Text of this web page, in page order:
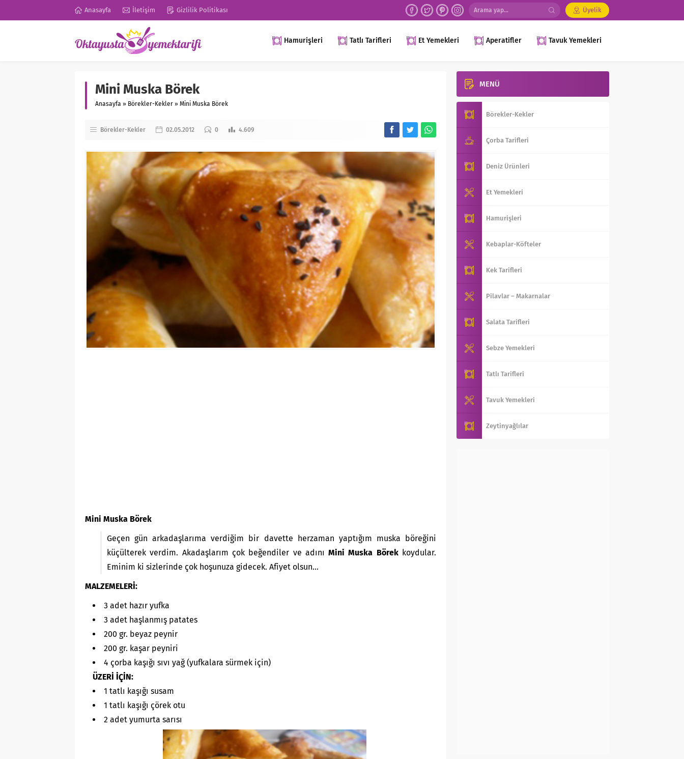
Anasayfa İletişim Gizlilik Politikası Üyelik
Hamurişleri Tatlı Tarifleri Et Yemekleri Aperatifler Tavuk Yemekleri
Mini Muska Börek
Anasayfa » Börekler-Kekler » Mini Muska Börek
Börekler-Kekler 02.05.2012 0 4.609
Mini Muska Börek
Geçen gün arkadaşlarıma verdiğim bir davette herzaman yaptığım muska böreğini
küçülterek verdim. Akadaşlarım çok beğendiler ve adınıMini Muska Börekkoydular.
Eminim ki sizlerinde çok hoşunuza gidecek. Afiyet olsun…
MALZEMELERİ:
3 adet hazır yufka
3 adet haşlanmış patates
200 gr. beyaz peynir
200 gr. kaşar peyniri
4 çorba kaşığı sıvı yağ (yufkalara sürmek için)
ÜZERİ İÇİN:
1 tatlı kaşığı susam
1 tatlı kaşığı çörek otu
2 adet yumurta sarısı
MENÜ
Börekler-Kekler
Çorba Tarifleri
Deniz Ürünleri
Et Yemekleri
Hamurişleri
Kebaplar-Köfteler
Kek Tarifleri
Pilavlar – Makarnalar
Salata Tarifleri
Sebze Yemekleri
Tatlı Tarifleri
Tavuk Yemekleri
Zeytinyağlılar